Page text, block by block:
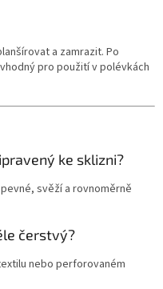
a zamrazit. Po
pro použití v polévkách
ke sklizni?
svěží a rovnoměrně
čerstvý?
nebo perforovaném